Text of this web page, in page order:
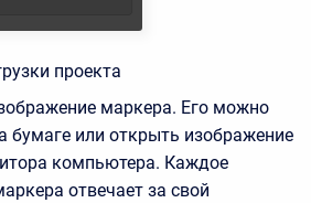
проекта
маркера. Его можно
бумаге или открыть изображение
компьютера. Каждое
отвечает за свой